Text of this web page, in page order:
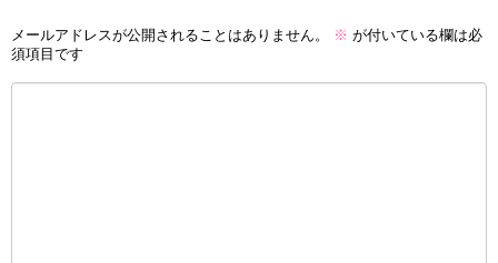
メールアドレスが公開されることはありません。 ※ が付いている欄は必
須項目です